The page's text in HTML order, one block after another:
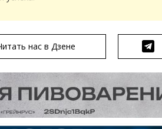
нас в Дзене